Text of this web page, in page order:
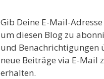
Gib Deine E-Mail-Adresse
um diesen Blog zu
und Benachrichtigungen
neue Beiträge via E-Mail
erhalten.